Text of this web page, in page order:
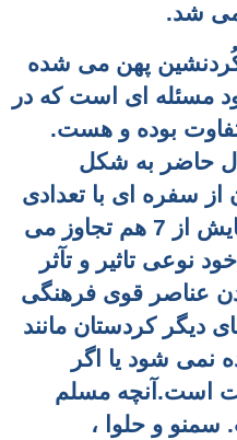
می شد.
کُردنشین پهن می شده
مسئله ای است که در
بوده و هست.
حاضر به شکل
از سفره ای با تعدادی
سین که غالبآ تعداد سین هایش از 7 هم تجاوز می
نوعی تاثیر و تآثر
عناصر قوی فرهنگی
دیگر کردستان مانند
نمی شود یا اگر
است.آنچه مسلم
است. سمنو و حلوا ،